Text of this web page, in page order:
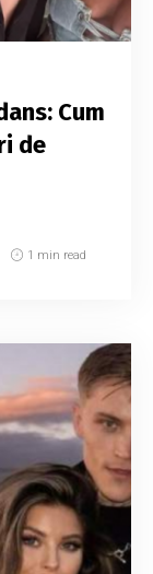
Cum
de
1 min read